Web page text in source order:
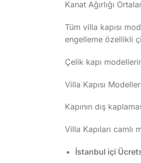
Kanat Ağırlığı
Tüm villa kapısı
engelleme özellikli
Çelik kapı
Villa Kapısı
Kapının dış
Villa Kapıları camlı
İstanbul içi